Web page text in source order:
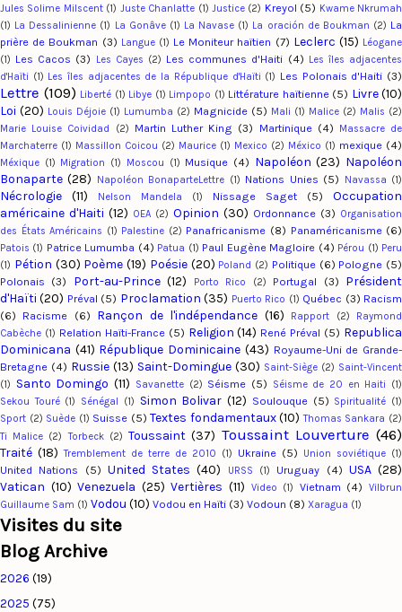
Jules Solime Milscent (1) Juste Chanlatte (1) Justice (2) Kreyol (5) Kwame Nkrumah
(1) La Dessalinienne (1) La Gonâve (1) La Navase (1) La oración de Boukman (2) La
prière de Boukman (3) Langue (1) Le Moniteur haïtien (7) Leclerc (15) Léogane
(1) Les Cacos (3) Les Cayes (2) Les communes d'Haiti (4) Les îles adjacentes
d'Haïti (1) Les îles adjacentes de la République d'Haïti (1) Les Polonais d'Haiti (3)
Lettre (109) Liberté (1) Libye (1) Limpopo (1) Littérature haïtienne (5) Livre (10)
Loi (20) Louis Déjoie (1) Lumumba (2) Magnicide (5) Mali (1) Malice (2) Malis (2)
Marie Louise Coividad
(2) Martin Luther King (3) Martinique (4)
Massacre de
Marchaterre (1) Massillon Coicou (2) Maurice (1) Mexico (2) México (1) mexique (4)
Méxique (1) Migration (1) Moscou (1) Musique (4) Napoléon (23) Napoléon
Bonaparte (28) Napoléon BonaparteLettre (1) Nations Unies (5) Navassa (1)
Nécrologie (11) Nelson Mandela (1) Nissage Saget (5)
Occupation
américaine d'Haiti (12) OEA (2) Opinion (30) Ordonnance (3) Organisation
des États Américains (1) Palestine (2) Panafricanisme (8) Panaméricanisme (6)
Patois (1) Patrice Lumumba (4) Patua (1) Paul Eugène Magloire (4) Pérou (1) Peru
(1) Pétion (30) Poème (19) Poésie (20) Poland (2) Politique (6) Pologne (5)
Polonais (3) Port-au-Prince (12) Porto Rico (2) Portugal (3) Président
d'Haïti (20) Préval (5) Proclamation (35) Puerto Rico (1) Québec (3) Racism
(6) Racisme (6) Rançon de l'indépendance (16) Rapport (2)
Raymond
Cabèche (1) Relation Haïti-France (5) Religion (14) René Préval (5) Republica
Dominicana (41) République Dominicaine (43) Royaume-Uni de Grande-
Bretagne (4) Russie (13) Saint-Domingue (30) Saint-Siège (2) Saint-Vincent
(1)
Santo Domingo (11) Savanette (2) Séisme (5) Séisme de 20 en Haiti
(1)
Sekou Touré (1) Sénégal (1) Simon Bolivar (12) Soulouque (5) Spiritualité (1)
Sport (2) Suède (1) Suisse (5) Textes fondamentaux (10) Thomas Sankara (2)
Ti Malice (2) Torbeck (2) Toussaint (37) Toussaint Louverture (46)
Traité (18) Tremblement de terre de 2010 (1) Ukraine (5) Union soviétique (1)
United Nations (5) United States (40) URSS (1) Uruguay (4) USA (28)
Vatican (10) Venezuela (25) Vertières (11) Video (1) Vietnam (4)
Vilbrun
Guillaume Sam (1) Vodou (10) Vodou en Haïti (3) Vodoun (8) Xaragua (1)
Visites du site
Blog Archive
2026 (19)
2025 (75)